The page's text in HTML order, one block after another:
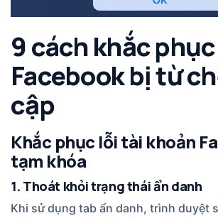
9 cách khắc
Facebook bị từ
cập
Khắc phục lỗi tài khoản
tạm khóa
1. Thoát khỏi trạng thái ẩn danh
Khi sử dụng tab ẩn danh, trình duyệt